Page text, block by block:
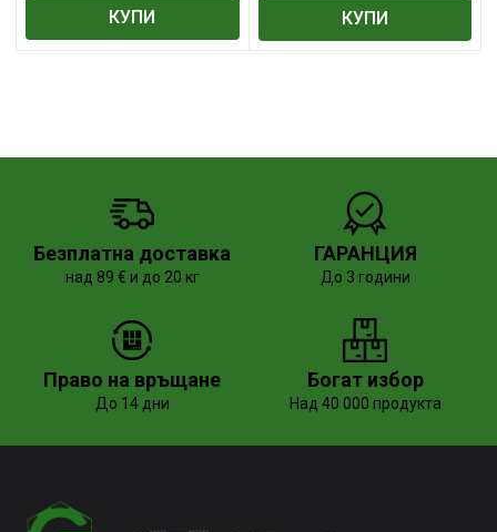
КУПИ КУПИ
Безплатна доставка
над 89 € и до 20 кг
ГАРАНЦИЯ
До 3 години
Право на връщане
До 14 дни
Богат избор
Над 40 000 продукта